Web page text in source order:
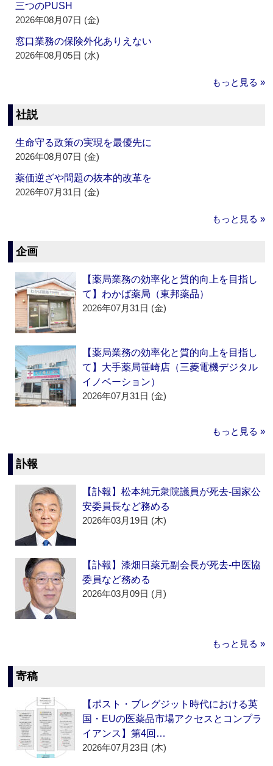
三つのPUSH
2026年08月07日 (金)
窓口業務の保険外化ありえない
2026年08月05日 (水)
もっと見る »
社説
生命守る政策の実現を最優先に
2026年08月07日 (金)
薬価逆ざや問題の抜本的改革を
2026年07月31日 (金)
もっと見る »
企画
【薬局業務の効率化と質的向上を目指し
て】わかば薬局（東邦薬品）
2026年07月31日 (金)
【薬局業務の効率化と質的向上を目指し
て】大手薬局笹崎店（三菱電機デジタル
イノベーション）
2026年07月31日 (金)
もっと見る »
訃報
【訃報】松本純元衆院議員が死去‐国家公
安委員長など務める
2026年03月19日 (木)
【訃報】漆畑日薬元副会長が死去‐中医協
委員など務める
2026年03月09日 (月)
もっと見る »
寄稿
【ポスト・ブレグジット時代における英
国・EUの医薬品市場アクセスとコンプラ
イアンス】第4回…
2026年07月23日 (木)